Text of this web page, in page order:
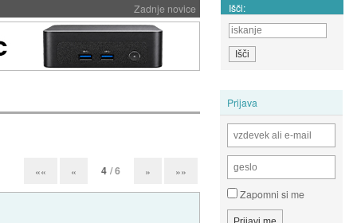
Zadnje novice Išči:
Prijava
Zapomni si me
«« « 4 / 6 » »»